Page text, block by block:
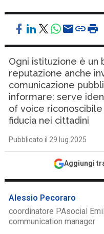
Ogni istituzione è un
reputazione anche
comunicazione
informare: serve
of voice
fiducia nei cittadini
Pubblicato il 29 lug 2025
Aggiungi
Alessio Pecoraro
coordinatore PAsocial
communication manager